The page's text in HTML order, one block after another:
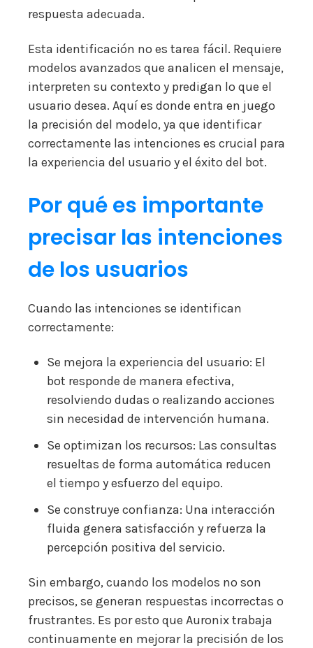
respuesta adecuada.
Esta identificación no es tarea fácil. Requiere
modelos avanzados que analicen el mensaje,
interpreten su contexto y predigan lo que el
usuario desea. Aquí es donde entra en juego
la precisión del modelo, ya que identificar
correctamente las intenciones es crucial para
la experiencia del usuario y el éxito del bot.
Por qué es importante
precisar las intenciones
de los usuarios
Cuando las intenciones se identifican
correctamente:
Se mejora la experiencia del usuario: El
bot responde de manera efectiva,
resolviendo dudas o realizando acciones
sin necesidad de intervención humana.
Se optimizan los recursos: Las consultas
resueltas de forma automática reducen
el tiempo y esfuerzo del equipo.
Se construye confianza: Una interacción
fluida genera satisfacción y refuerza la
percepción positiva del servicio.
Sin embargo, cuando los modelos no son
precisos, se generan respuestas incorrectas o
frustrantes. Es por esto que Auronix trabaja
continuamente en mejorar la precisión de los